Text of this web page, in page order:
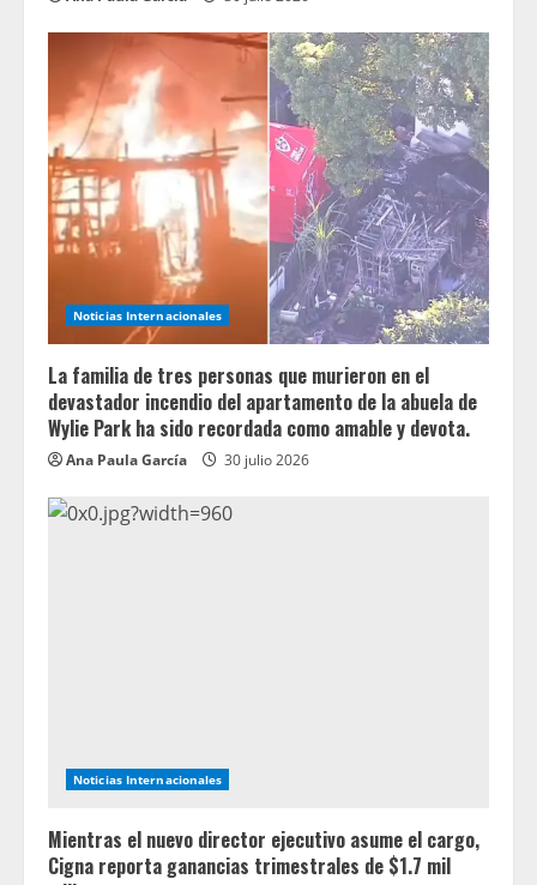
Noticias Internacionales
La familia de tres personas que murieron en el
devastador incendio del apartamento de la abuela de
Wylie Park ha sido recordada como amable y devota.
Ana Paula García 30 julio 2026
Noticias Internacionales
Mientras el nuevo director ejecutivo asume el cargo,
Cigna reporta ganancias trimestrales de $1.7 mil